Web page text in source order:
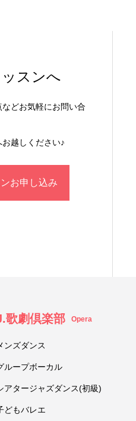
スンへ
どお気軽にお問い合
越しください♪
お申し込み
歌劇倶楽部 Opera
ンズダンス
ループボーカル
アタージャズダンス(初級)
どもバレエ